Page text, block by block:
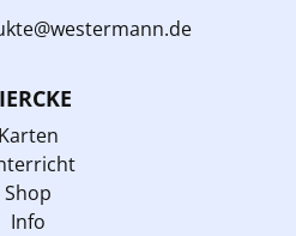
Karten
Shop
Info